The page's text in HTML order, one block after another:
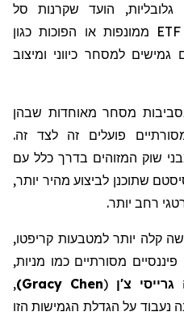
גלובליות, הועד שקרנות סל
ETF ממונפות או הפוכות כגון
גמישים למסחר כיווני ומיצוב
מסחר מאוחדות שבהן
פועלים זה לצד זה.
שוק המזוהים בדרך כלל עם
שתוכנן לביצוע מהיר יותר,
רחב יותר.
קלה יותר למטבעות קריפטו,
מסורתיים כמו מניות,
גרייסי צ'ן (
Gracy Chen
)
,
נעבוד על הגדלת הגמישות הזו